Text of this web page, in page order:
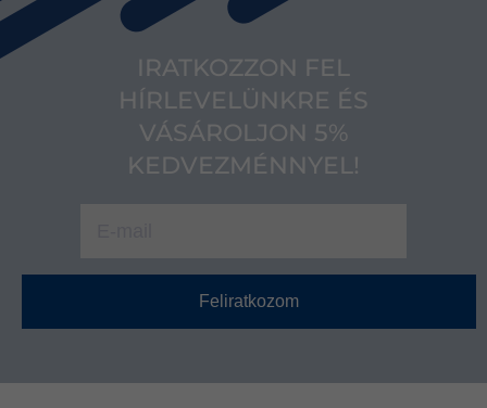
IRATKOZZON FEL
HÍRLEVELÜNKRE ÉS
VÁSÁROLJON 5%
KEDVEZMÉNNYEL!
Feliratkozom